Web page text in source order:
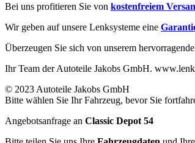
Bei uns profitieren Sie von kostenfreiem
Wir geben auf unsere Lenksysteme eine
Überzeugen Sie sich von unserem
Ihr Team der Autoteile Jakobs GmbH.
© 2023 Autoteile Jakobs GmbH
Bitte wählen Sie Ihr Fahrzeug, bevor Sie
Angebotsanfrage an Classic Depot 54